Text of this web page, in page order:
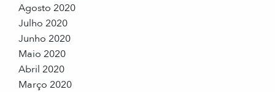
Agosto 2020
Julho 2020
Junho 2020
Maio 2020
Abril 2020
Março 2020